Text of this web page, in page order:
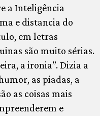
a Inteligência
e distancia do
em letras
são muito sérias.
a ironia”. Dizia a
as piadas, a
as coisas mais
e